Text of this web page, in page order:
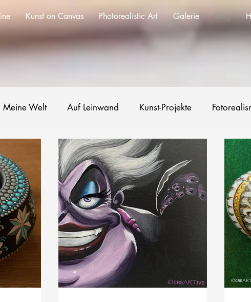
Kunst on Canvas Photorealistic Art Galerie Blog
Meine Welt Auf Leinwand Kunst-Projekte